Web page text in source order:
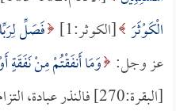
الْكَوْثَرَ [الكوثر:1] فَصَلِّ
عز وجل: وَمَا أَنفَقْتُمْ مِنْ نَفَقَةٍ
[البقرة:270] فالنذر